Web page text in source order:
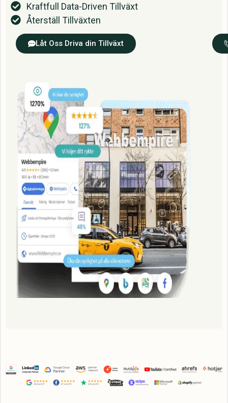
Kraftfull Data-Driven Tillväxt
Återställ Tillväxten
Låt Oss Driva din Tillväxt